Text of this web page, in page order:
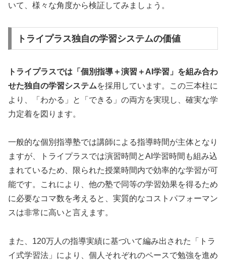
いて、様々な角度から検証してみましょう。
トライプラス独自の学習システムの価値
トライプラスでは「個別指導＋演習＋AI学習」を組み合わ
せた独自の学習システムを採用しています。この三本柱に
より、「わかる」と「できる」の両方を実現し、確実な学
力定着を図ります。
一般的な個別指導塾では講師による指導時間が主体となり
ますが、トライプラスでは演習時間とAI学習時間も組み込
まれているため、限られた授業時間内で効率的な学習が可
能です。これにより、他の塾で同等の学習効果を得るため
に必要なコマ数を考えると、実質的なコストパフォーマン
スは非常に高いと言えます。
また、120万人の指導実績に基づいて編み出された「トラ
イ式学習法」により、個人それぞれのペースで勉強を進め